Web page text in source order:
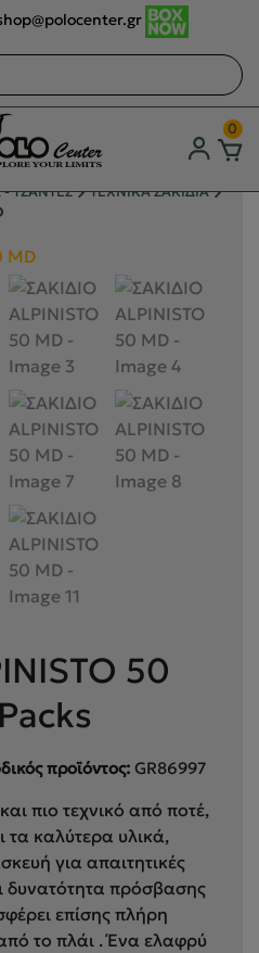
0
- ΤΣΑΝΤΕΣ
ΤΕΧΝΙΚΑ ΣΑΚΙΔΙΑ
50
προϊόντος: GR86997
πιο τεχνικό από ποτέ,
καλύτερα υλικά,
για απαιτητικές
δυνατότητα πρόσβασης
επίσης πλήρη
το πλάι . Ένα ελαφρύ